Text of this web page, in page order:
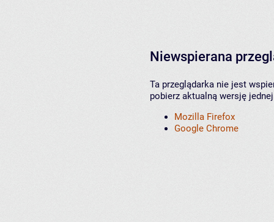
Niewspierana
Ta przeglądarka nie jest
pobierz aktualną wersję
Mozilla Firefox
Google Chrome